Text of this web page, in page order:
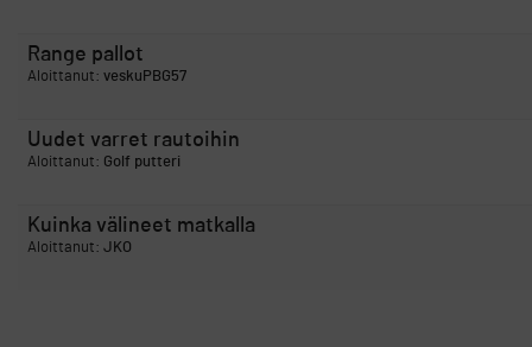
Range pallot
Aloittanut: veskuPBG57
Uudet varret rautoihin
Aloittanut: Golf putteri
Kuinka välineet matkalla
Aloittanut: JKO